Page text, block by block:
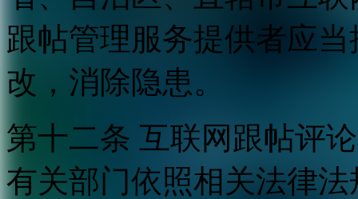
跟帖管理服务提供者应
改，消除隐患。
第十二条 互联网跟帖评
有关部门依照相关法律